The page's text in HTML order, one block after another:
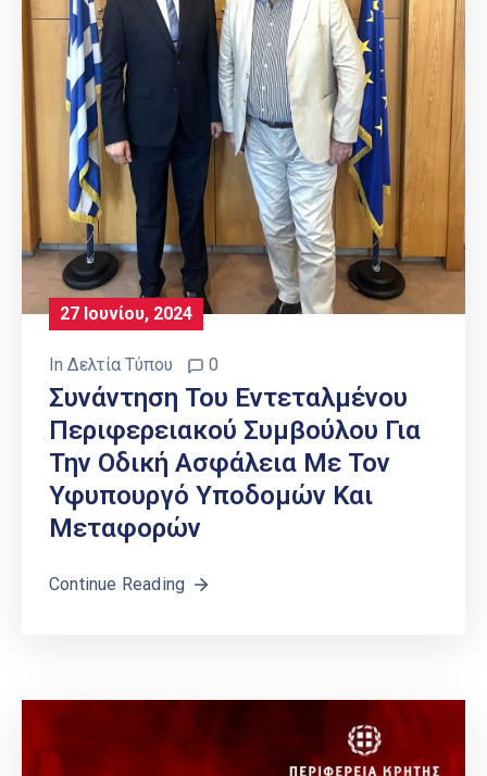
27 Ιουνίου, 2024
In Δελτία Τύπου 0
Συνάντηση Του Εντεταλμένου
Περιφερειακού Συμβούλου Για
Την Οδική Ασφάλεια Με Τον
Υφυπουργό Υποδομών Και
Μεταφορών
Continue Reading